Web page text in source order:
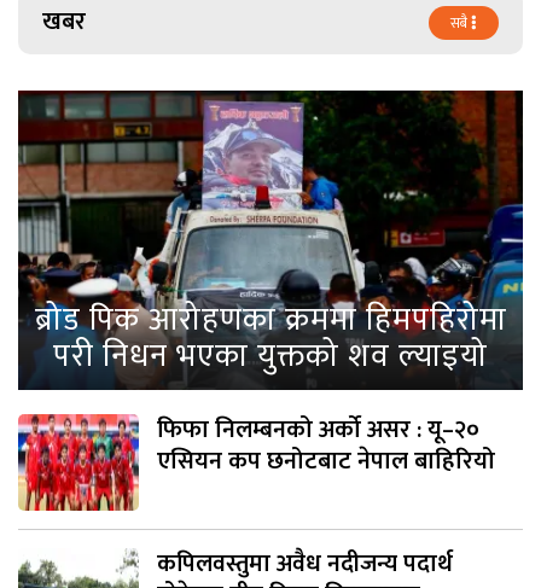
खबर सबै
ब्रोड पिक आरोहणका क्रममा हिमपहिरोमा
परी निधन भएका युक्तको शव ल्याइयो
फिफा निलम्बनको अर्को असर : यू–२०
एसियन कप छनोटबाट नेपाल बाहिरियो
कपिलवस्तुमा अवैध नदीजन्य पदार्थ